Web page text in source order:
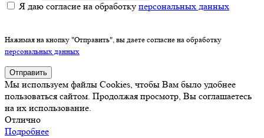
Я даю согласие на обработку персональных данных
Нажимая на кнопку "Отправить", вы даете согласие на обработку
персональных данных
Отправить
Мы используем файлы Cookies, чтобы Вам было удобнее
пользоваться сайтом. Продолжая просмотр, Вы соглашаетесь
на их использование.
Отлично
Подробнее